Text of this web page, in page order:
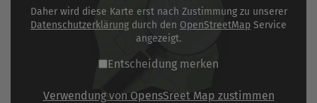
Daher wird diese Karte erst nach Zustimmung zu unserer
Datenschutzerklärung durch den OpenStreetMap Service
angezeigt.
Entscheidung merken
Verwendung von OpensSreet Map zustimmen